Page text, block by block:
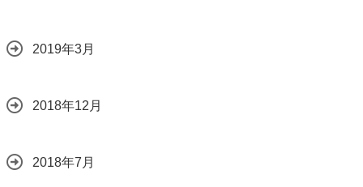
2019年3月
2018年12月
2018年7月